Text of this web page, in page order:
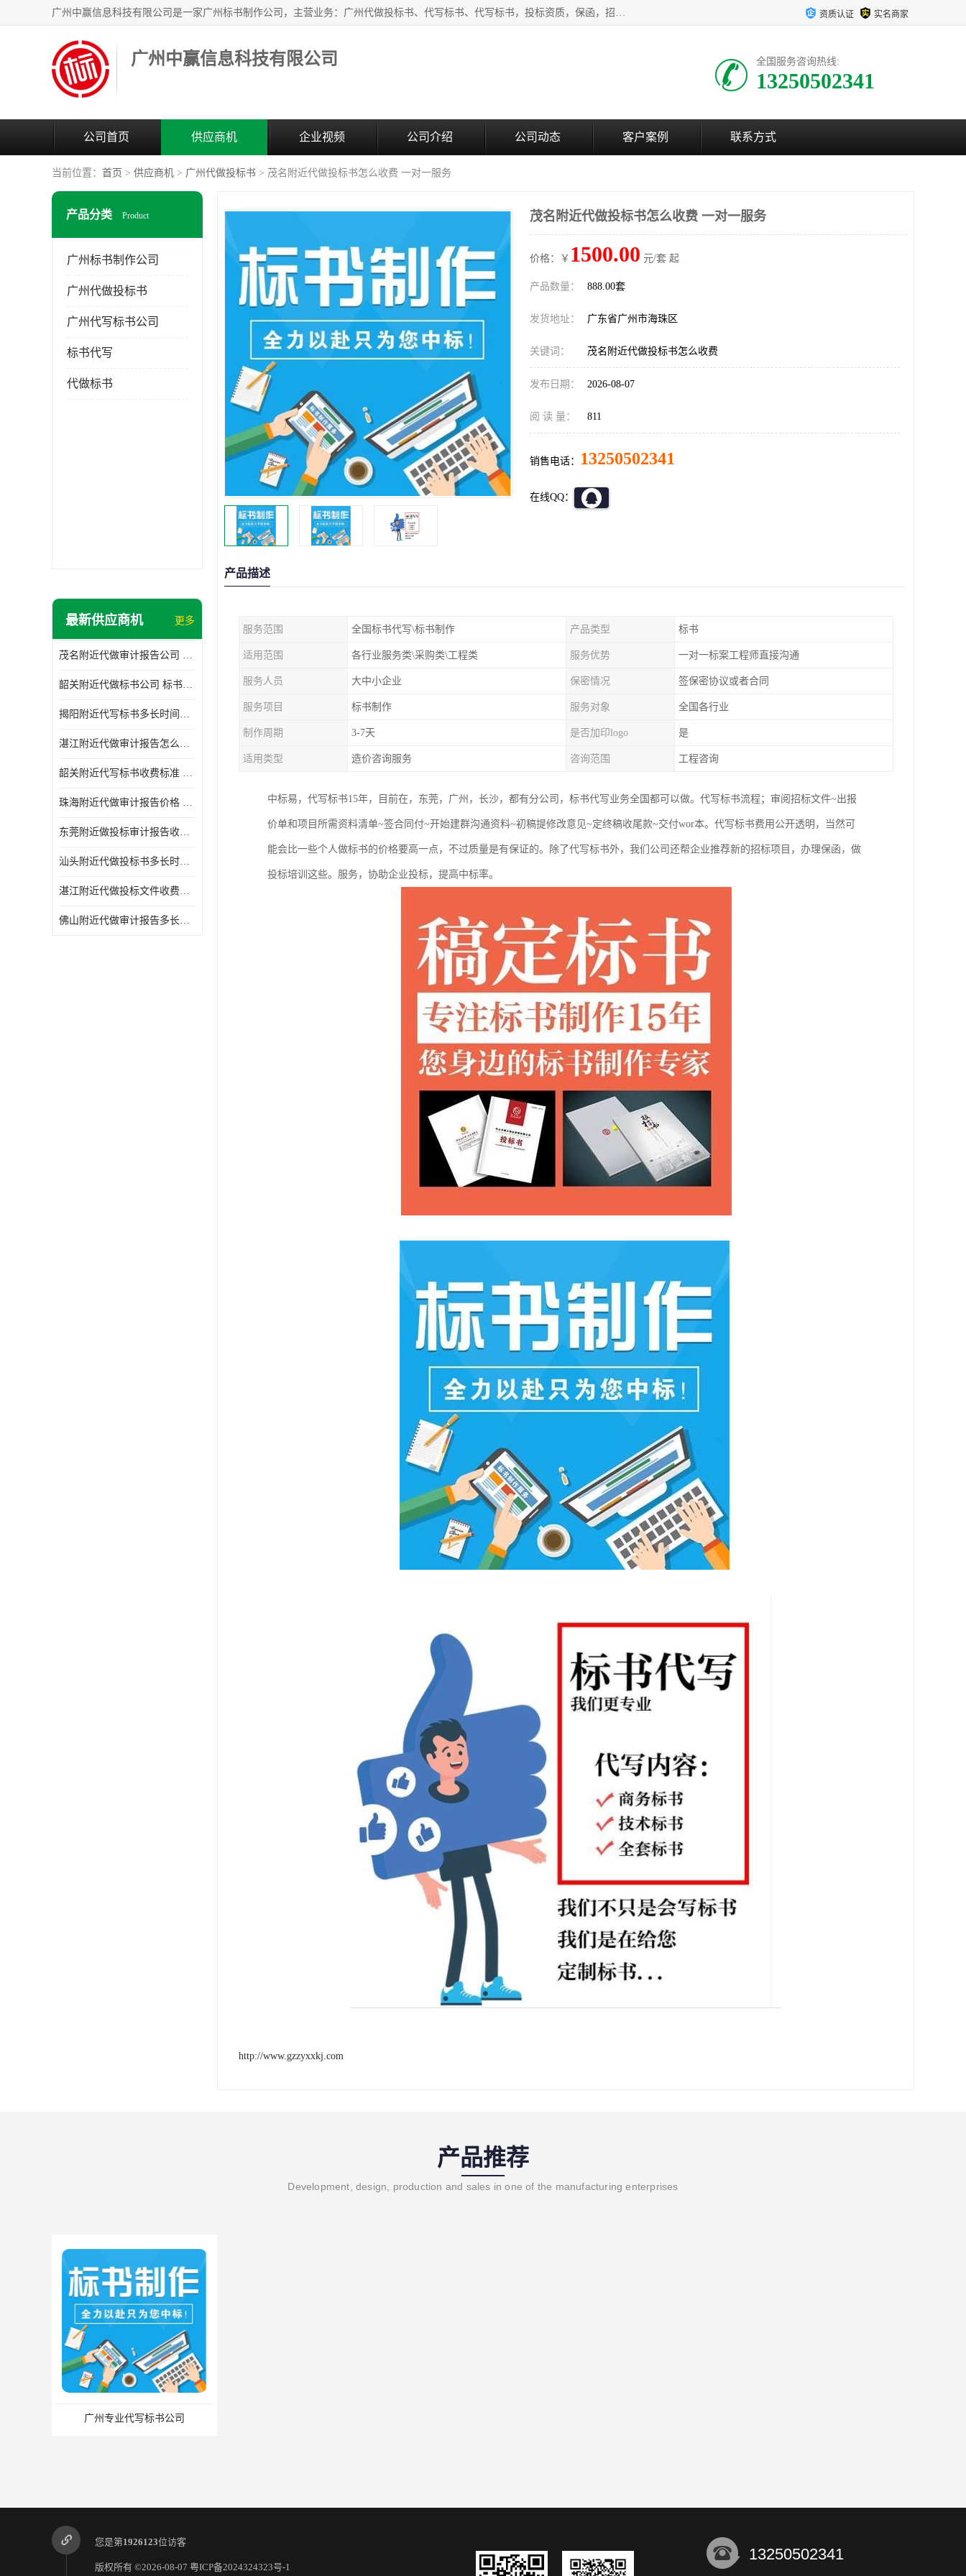
广州中赢信息科技有限公司是一家广州标书制作公司，主营业务：广州代做投标书、代写标书、代写标书，投标资质，保函，招投标培训等等，只要是投标中有需要的，我们这里都可以帮您解决。代写标书的中标案例也有很多。欢迎来电合作。 资质认证 实名商家
广州中赢信息科技有限公司 全国服务咨询热线:
13250502341
公司首页 供应商机 企业视频 公司介绍 公司动态 客户案例 联系方式
当前位置： 首页 > 供应商机 > 广州代做投标书 > 茂名附近代做投标书怎么收费 一对一服务
产品分类 Product
广州标书制作公司
广州代做投标书
广州代写标书公司
标书代写
代做标书
最新供应商机 更多
茂名附近代做审计报告公司 投标书怎么做
韶关附近代做标书公司 标书制作周期快
揭阳附近代写标书多长时间做好 投标书怎么做
湛江附近代做审计报告怎么收费 一对一服务
韶关附近代写标书收费标准 满足客户需求
珠海附近代做审计报告价格 投标书怎么做
东莞附近做投标审计报告收费标准 标书废标注意事项
汕头附近代做投标书多长时间做好 标书废标注意事项
湛江附近代做投标文件收费标准 投标书怎么做
佛山附近代做审计报告多长时间做好 标书打印封装
茂名附近代做投标书怎么收费 一对一服务
价格：￥ 1500.00 元/套 起
产品数量： 888.00套
发货地址： 广东省广州市海珠区
关键词： 茂名附近代做投标书怎么收费
发布日期： 2026-08-07
阅 读 量： 811
销售电话： 13250502341
在线QQ：
产品描述
服务范围 全国标书代写\标书制作 产品类型 标书
适用范围 各行业服务类\采购类\工程类 服务优势 一对一标案工程师直接沟通
服务人员 大中小企业 保密情况 签保密协议或者合同
服务项目 标书制作 服务对象 全国各行业
制作周期 3-7天 是否加印logo 是
适用类型 造价咨询服务 咨询范围 工程咨询
中标易，代写标书15年，目前在，东莞，广州，长沙，都有分公司，标书代写业务全国都可以做。代写标书流程；审阅招标文件~出报
价单和项目所需资料清单~签合同付~开始建群沟通资料~初稿提修改意见~定终稿收尾款~交付wor本。代写标书费用公开透明，当然可
能会比一些个人做标书的价格要高一点，不过质量是有保证的。除了代写标书外，我们公司还帮企业推荐新的招标项目，办理保函，做
投标培训这些。服务，协助企业投标，提高中标率。
http://www.gzzyxxkj.com
产品推荐
Development, design, production and sales in one of the manufacturing enterprises
广州专业代写标书公司
您是第1926123位访客
版权所有 ©2026-08-07 粤ICP备2024324323号-1
13250502341